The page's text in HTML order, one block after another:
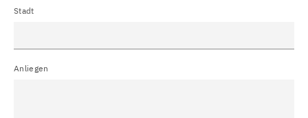
Stadt
Anliegen